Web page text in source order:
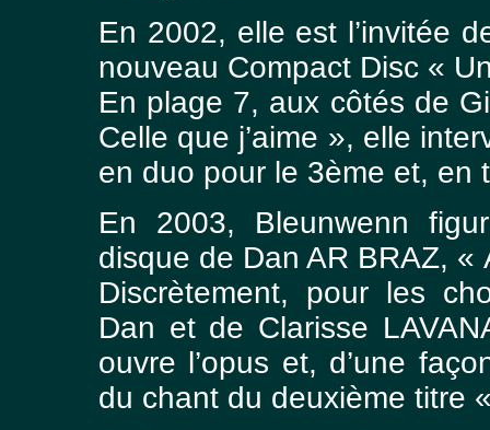
En 2002, elle est l’invitée
nouveau Compact Disc «
En plage 7, aux côtés de
Celle que j’aime », elle
en duo pour le 3ème et, en
En 2003, Bleunwenn
disque de Dan AR BRAZ, «
Discrètement, pour les
Dan et de Clarisse
ouvre l’opus et, d’une
du chant du deuxième titre